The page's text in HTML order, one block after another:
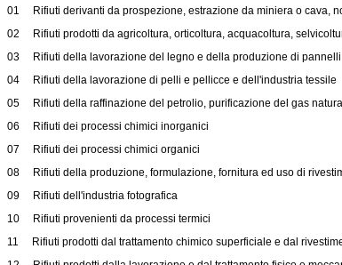
01 Rifiuti derivanti da prospezione, estrazione da miniera o cava,
02 Rifiuti prodotti da agricoltura, orticoltura, acquacoltura,
03 Rifiuti della lavorazione del legno e della produzione di
04 Rifiuti della lavorazione di pelli e pellicce e dell'industria tessile
05 Rifiuti della raffinazione del petrolio, purificazione del gas
06 Rifiuti dei processi chimici inorganici
07 Rifiuti dei processi chimici organici
08 Rifiuti della produzione, formulazione, fornitura ed uso di
09 Rifiuti dell'industria fotografica
10 Rifiuti provenienti da processi termici
11 Rifiuti prodotti dal trattamento chimico superficiale e dal